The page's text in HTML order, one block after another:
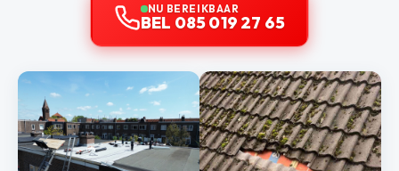
NU BEREIKBAAR
BEL 085 019 27 65